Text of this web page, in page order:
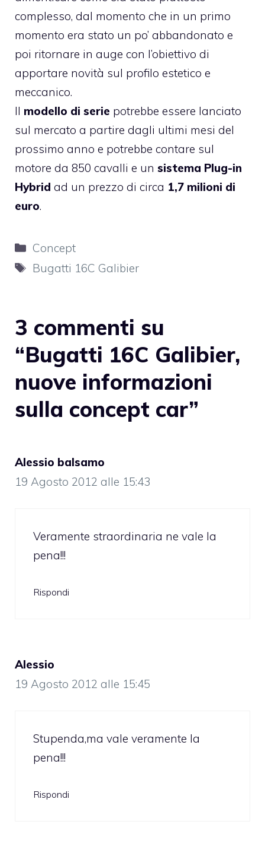
complesso, dal momento che in un primo
momento era stato un po’ abbandonato e
poi ritornare in auge con l’obiettivo di
apportare novità sul profilo estetico e
meccanico.
Il modello di serie potrebbe essere lanciato
sul mercato a partire dagli ultimi mesi del
prossimo anno e potrebbe contare sul
motore da 850 cavalli e un sistema Plug-in
Hybrid ad un prezzo di circa 1,7 milioni di
euro.
Categorie
Concept
Tag
Bugatti 16C Galibier
3 commenti su
“Bugatti 16C Galibier,
nuove informazioni
sulla concept car”
Alessio balsamo
19 Agosto 2012 alle 15:43
Veramente straordinaria ne vale la
pena!!!
Rispondi
Alessio
19 Agosto 2012 alle 15:45
Stupenda,ma vale veramente la
pena!!!
Rispondi